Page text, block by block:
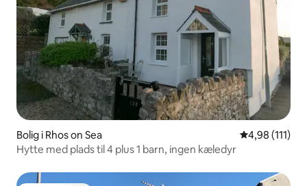
Bolig i Rhos on Sea 4,98 ud af 5 i
4,98 (111)
Hytte med plads til 4 plus 1 barn, ingen kæledyr